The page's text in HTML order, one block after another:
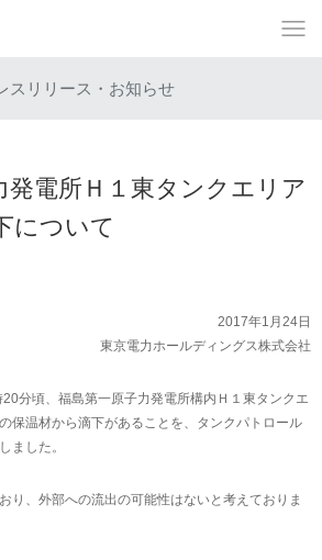
スリリース・お知らせ
発電所Ｈ１東タンクエリア
について
2017年1月24日
東京電力ホールディングス株式会社
分頃、福島第一原子力発電所構内Ｈ１東タンクエ
保温材から滴下があることを、タンクパトロール
ました。
り、外部への流出の可能性はないと考えておりま